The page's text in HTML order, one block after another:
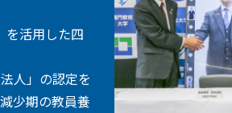
を活用した四
人」の認定を
少期の教員養